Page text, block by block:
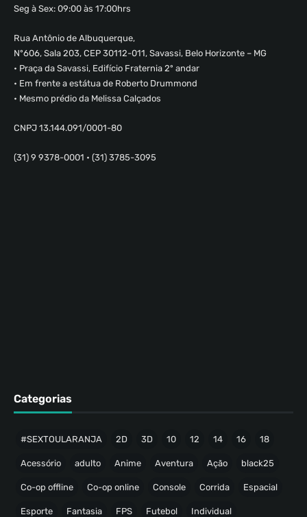
Seg à Sex: 09:00 às 17:00hrs
Rua Antônio de Albuquerque,
Nº606, Sala 203, CEP 30112-011, Savassi, Belo Horizonte – MG
• Praça da Savassi, Edifício Fraternia 2º andar
• Em frente a estátua de Roberto Drummond
• Mesmo prédio da Melissa Calçados
CNPJ 13.144.091/0001-80
(31) 9 9378-0001 • (31) 3785-3095
Categorias
#SEXTOULARANJA 2D 3D 10 12 14 16 18
Acessório adulto Anime Aventura Ação black25
Co-op offline Co-op online Console Corrida Espacial
Esporte Fantasia FPS Futebol Individual